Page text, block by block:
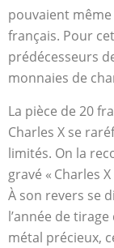
pouvaient
français. Pour
prédécesseurs
monnaies de
La pièce de 20
Charles X se
limités. On la
gravé « Charles
À son revers se
l’année de
métal précieux,